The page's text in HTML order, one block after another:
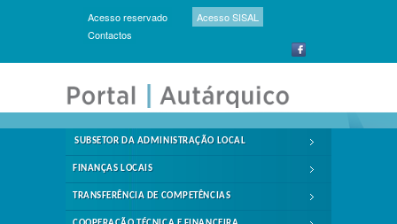
Acesso reservado
Acesso SISAL
Contactos
SUBSETOR DA ADMINISTRAÇÃO LOCAL
FINANÇAS LOCAIS
TRANSFERÊNCIA DE COMPETÊNCIAS